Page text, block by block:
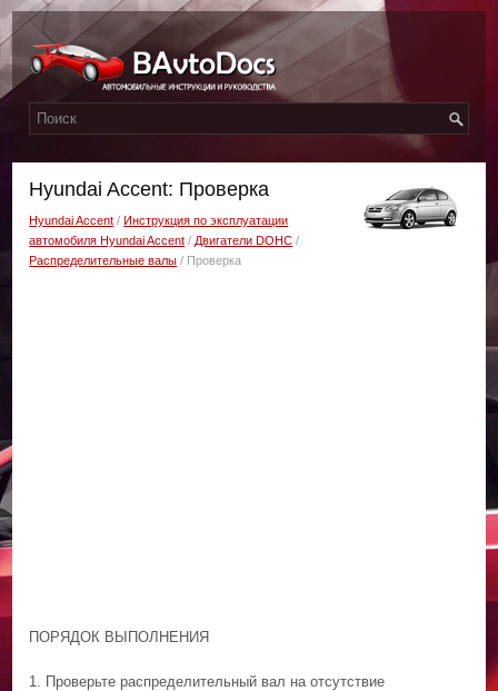
Hyundai Accent: Проверка
Hyundai Accent /Инструкция по эксплуатации
автомобиля Hyundai Accent / Двигатели DOHC /
Распределительные валы / Проверка
ПОРЯДОК ВЫПОЛНЕНИЯ
1. Проверьте распределительный вал на отсутствие